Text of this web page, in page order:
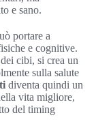
e sano.
portare a
e cognitive.
cibi, si crea un
sulla salute
diventa quindi un
vita migliore,
del timing